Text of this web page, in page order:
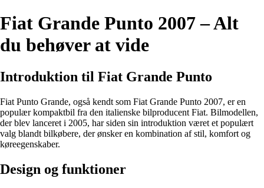
Fiat Grande Punto 2007 – Alt
du behøver at vide
Introduktion til Fiat Grande Punto
Fiat Punto Grande, også kendt som Fiat Grande Punto 2007, er en
populær kompaktbil fra den italienske bilproducent Fiat. Bilmodellen,
der blev lanceret i 2005, har siden sin introduktion været et populært
valg blandt bilkøbere, der ønsker en kombination af stil, komfort og
køreegenskaber.
Design og funktioner